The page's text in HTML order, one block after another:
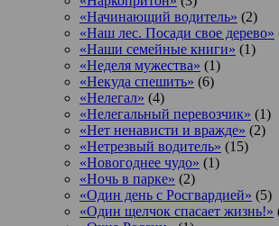
«Начинающий водитель» (2)
«Наш лес. Посади свое дерево»
«Наши семейные книги» (1)
«Неделя мужества» (1)
«Некуда спешить» (6)
«Нелегал» (4)
«Нелегальный перевозчик» (1)
«Нет ненависти и вражде» (2)
«Нетрезвый водитель» (15)
«Новогоднее чудо» (1)
«Ночь в парке» (2)
«Один день с Росгвардией» (5)
«Один щелчок спасает жизнь!»